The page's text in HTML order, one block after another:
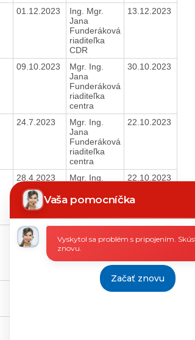
01.12.2023
Ing. Mgr.
Jana
Funderáková
riaditeľka
CDR
13.12.2023
09.10.2023
Mgr. Ing.
Jana
Funderáková
riaditeľka
centra
30.10.2023
24.7.2023
Mgr. Ing.
Jana
Funderáková
riaditeľka
centra
22.10.2023
28.4.2023
Mgr. Ing.
Funderáková
riaditeľka
centra
22.10.2023
28.4.2023
Jana
Funderáková
riaditeľka
Mgr. Ing.
11.5.2023
Vaša pomocníčka
Chatbot
píše
Vyskytol sa problém s pripojením.
znovu.
Začať znovu